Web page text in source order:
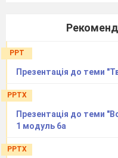
PPT
Презентація до теми
PPTX
Презентація до теми
1 модуль 6а
PPTX